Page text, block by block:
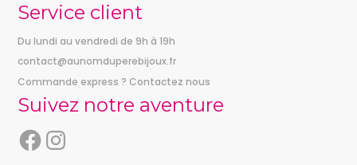
Service client
Du lundi au vendredi de 9h à 19h
contact@aunomduperebijoux.fr
Commande express ? Contactez nous
Suivez notre aventure
F